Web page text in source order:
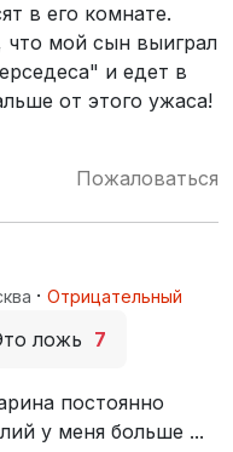
в его комнате.
что мой сын выиграл
и едет в
от этого ужаса!
Пожаловаться
· Отрицательный
ложь 7
постоянно
у меня больше ...